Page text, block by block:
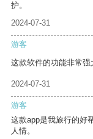
护。
2024-07-31
游客
这款软件的功能非常强
2024-07-31
游客
这款app是我旅行的好
人情。